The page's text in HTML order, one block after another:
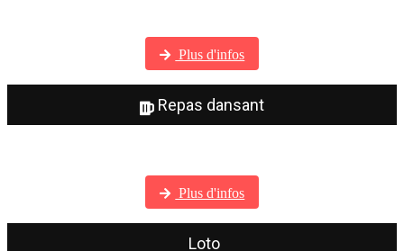
Plus d'infos
Repas dansant
Plus d'infos
Loto